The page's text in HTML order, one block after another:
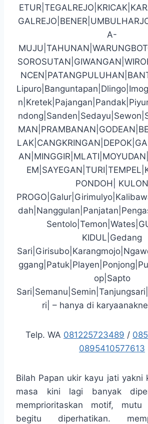
A-
PONDOH| KULON
KIDUL|Gedang
op|Sapto
ri| – hanya di
Telp. WA 081225723489 /
0895410577613
Bilah Papan ukir kayu jati yakni
masa kini lagi banyak
memprioritaskan motif,
begitu diperhatikan.